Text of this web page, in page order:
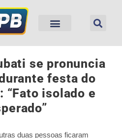
se pronuncia
festa do
“Fato isolado e
duas pessoas ficaram